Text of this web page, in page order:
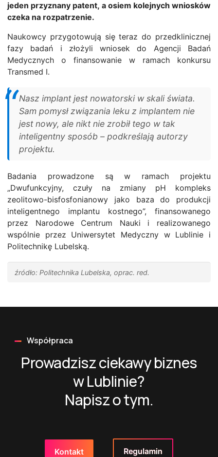
jeden przyznany patent, a osiem kolejnych wniosków
czeka na rozpatrzenie.
Naukowcy przygotowują się teraz do przedklinicznej
fazy badań i złożyli wniosek do Agencji Badań
Medycznych o finansowanie w ramach konkursu
Transmed I.
Nasz implant jest nowatorski w skali świata.
Sam pomysł związania leku z implantem nie
jest nowy, ale nikt nie zrobił tego w tak
inteligentny sposób – podkreślają autorzy
projektu.
Badania prowadzone są w ramach projektu
„Dwufunkcyjny, czuły na zmiany pH kompleks
zeolitowo-bisfosfonianowy jako baza do produkcji
inteligentnego implantu kostnego”, finansowanego
przez Narodowe Centrum Nauki i realizowanego
wspólnie przez Uniwersytet Medyczny w Lublinie i
Politechnikę Lubelską.
źródło: Politechnika Lubelska, oprac. red.
Współpraca
Prowadzisz ciekawy biznes
w Lublinie?
Napisz o tym.
Kontakt Regulamin